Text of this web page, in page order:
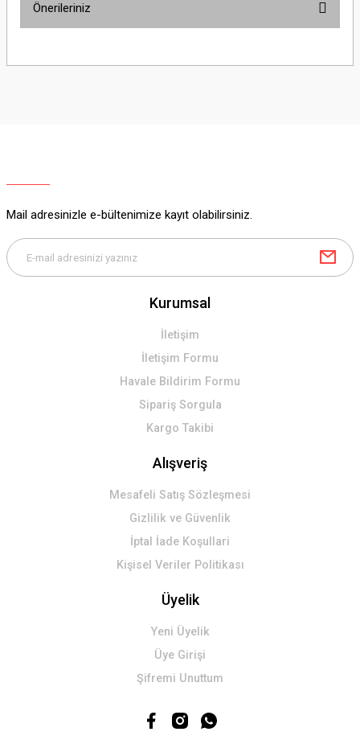
Önerileriniz
yetersiz gördüğünüz noktaları öneri formunu kullanarak tarafımıza
Bu ürüne benzer farklı alternatifler olmalı.
Gönder
Mail adresinizle e-bültenimize kayıt olabilirsiniz.
Kurumsal
İletişim
İletişim Formu
Havale Bildirim Formu
Sipariş Sorgula
Kargo Takibi
Alışveriş
Mesafeli Satış Sözleşmesi
Gizlilik ve Güvenlik
İptal İade Koşullari
Kişisel Veriler Politikası
Üyelik
Yeni Üyelik
Üye Girişi
Şifremi Unuttum